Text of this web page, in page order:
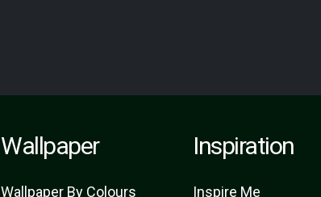
Wallpaper
Wallpaper By Colours
Inspiration
Inspire Me